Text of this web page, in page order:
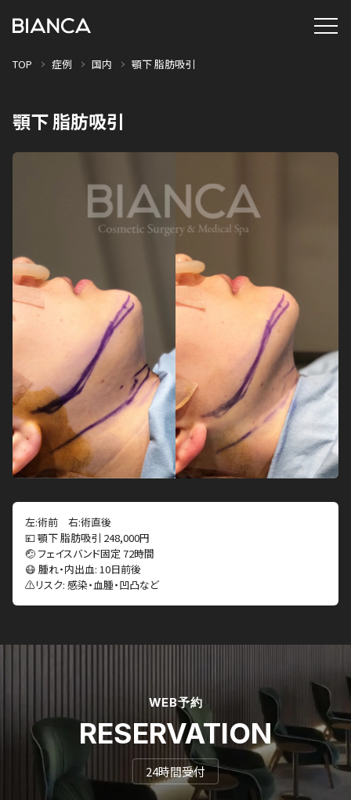
TOP 症例 国内 顎下 脂肪吸引
顎下 脂肪吸引
左:術前 右:術直後
💴 顎下 脂肪吸引 248,000円
🤕 フェイスバンド固定 72時間
😷 腫れ・内出血: 10日前後
⚠️リスク: 感染・血腫・凹凸など
WEB予約
RESERVATION
24時間受付